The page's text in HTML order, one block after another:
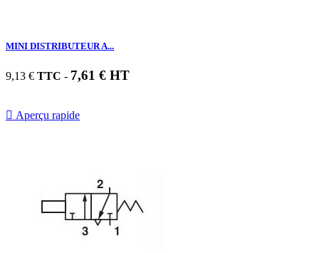
MINI DISTRIBUTEUR A...
9,13 € TTC - 7,61 € HT
 Aperçu rapide